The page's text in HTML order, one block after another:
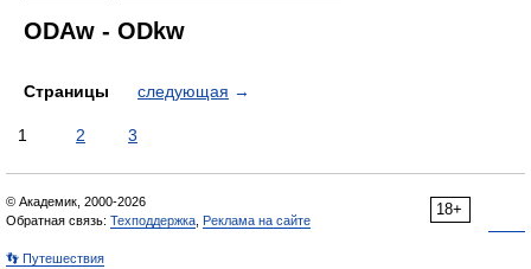
ODAw - ODkw
Страницы следующая →
1 2 3
18+
© Академик, 2000-2026
Обратная связь: Техподдержка Реклама на сайте
👣 Путешествия